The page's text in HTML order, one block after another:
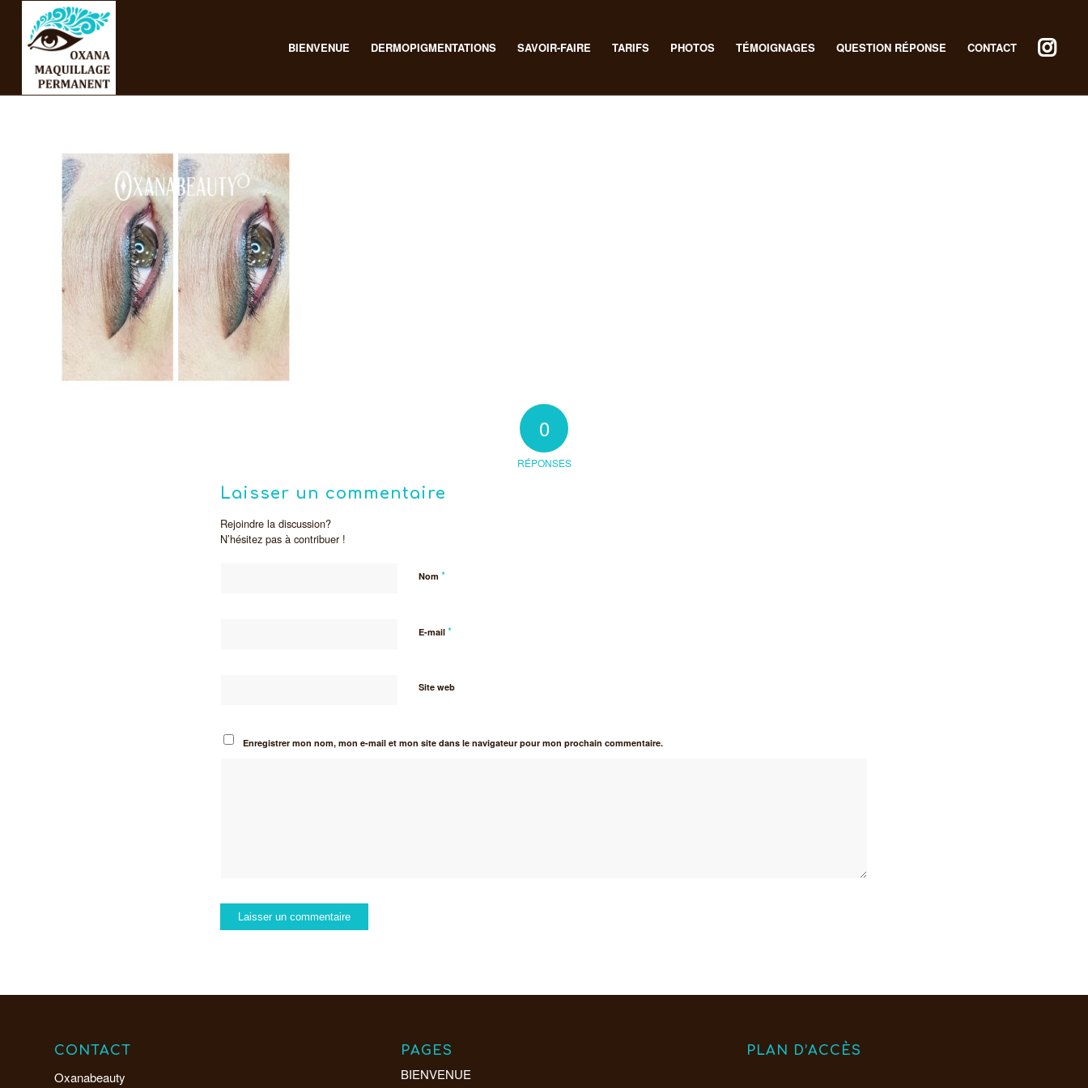
BIENVENUE DERMOPIGMENTATIONS SAVOIR-FAIRE TARIFS PHOTOS TÉMOIGNAGES QUESTION RÉPONSE CONTACT
0
RÉPONSES
Laisser un commentaire
Rejoindre la discussion?
N’hésitez pas à contribuer !
Nom *
E-mail *
Site web
Enregistrer mon nom, mon e-mail et mon site dans le navigateur pour mon prochain commentaire.
CONTACT
Oxanabeauty
PAGES
BIENVENUE
PLAN D’ACCÈS